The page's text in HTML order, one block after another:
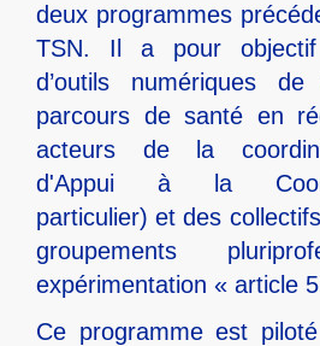
deux programmes
TSN. Il a pour objectif
d’outils numériques
parcours de santé en
acteurs de la
d'Appui à la
particulier) et des
groupements
expérimentation « article
Ce programme est